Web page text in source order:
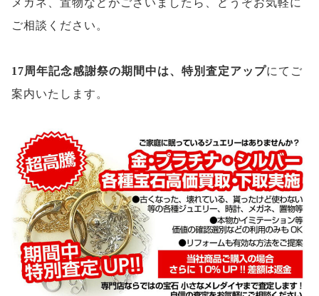
ご相談ください。
17周年記念感謝祭の期間中は、特別査定アップにてご
案内いたします。